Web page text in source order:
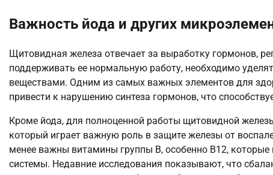
Важность йода и других
Щитовидная железа отвечает за выработку гормонов,
поддерживать ее нормальную работу, необходимо
веществами. Одним из самых важных элементов для
привести к нарушению синтеза гормонов, что
Кроме йода, для полноценной работы щитовидной
который играет важную роль в защите железы от
менее важны витамины группы В, особенно В12,
системы. Недавние исследования показывают, что